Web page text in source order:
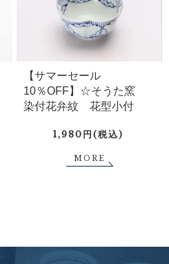
【サマーセール
10％OFF】☆そうた窯
染付花弁紋 花型小付
1,980円(税込)
MORE